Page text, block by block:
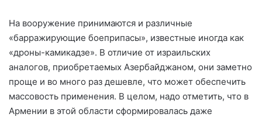
На вооружение принимаются и различные
«барражирующие боеприпасы», известные иногда как
«дроны-камикадзе». В отличие от израильских
аналогов, приобретаемых Азербайджаном, они заметно
проще и во много раз дешевле, что может обеспечить
массовость применения. В целом, надо отметить, что в
Армении в этой области сформировалась даже